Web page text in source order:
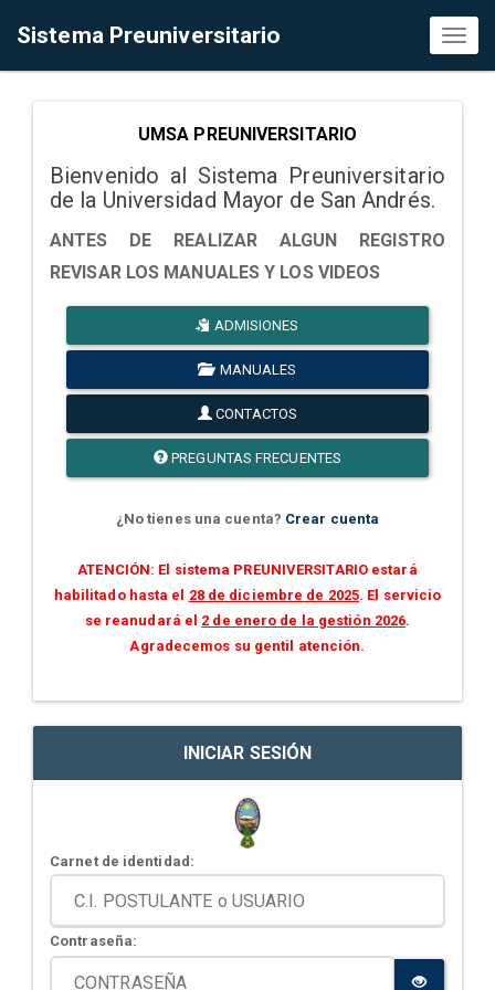
Sistema Preuniversitario
UMSA PREUNIVERSITARIO
Bienvenido al Sistema Preuniversitario
de la Universidad Mayor de San Andrés.
ANTES DE REALIZAR ALGUN REGISTRO
REVISAR LOS MANUALES Y LOS VIDEOS
ADMISIONES
MANUALES
CONTACTOS
PREGUNTAS FRECUENTES
¿No tienes una cuenta? Crear cuenta
ATENCIÓN: El sistema PREUNIVERSITARIO estará
habilitado hasta el 28 de diciembre de 2025. El servicio
se reanudará el 2 de enero de la gestión 2026.
Agradecemos su gentil atención.
INICIAR SESIÓN
Carnet de identidad:
Contraseña: